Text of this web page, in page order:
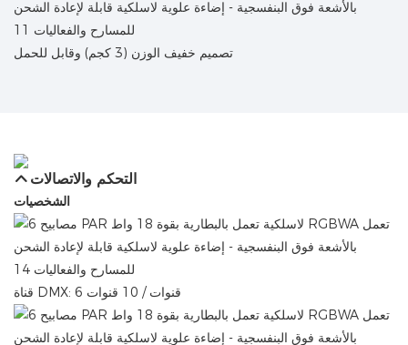
تصميم خفيف الوزن (3 كجم) وقابل للحمل
التحكم والاتصالات
الشخصيات
قناة DMX: 6 قنوات / 10 قنوات